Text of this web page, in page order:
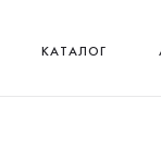
КАТАЛОГ